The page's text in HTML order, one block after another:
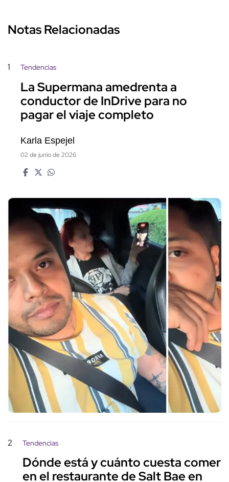
Notas Relacionadas
1 Tendencias
La Supermana amedrenta a
conductor de InDrive para no
pagar el viaje completo
Karla Espejel
02 de junio de 2026
2 Tendencias
Dónde está y cuánto cuesta comer
en el restaurante de Salt Bae en